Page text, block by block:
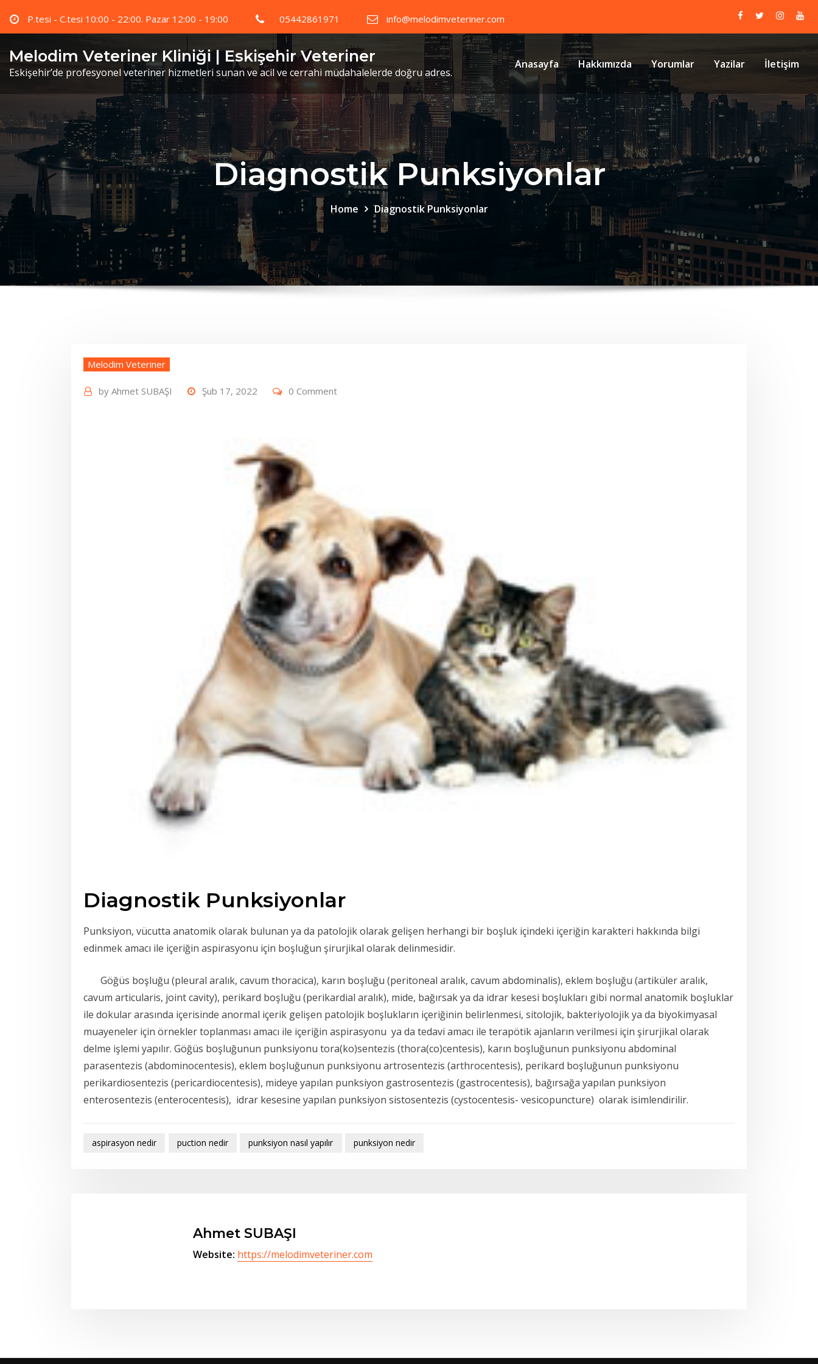
P.tesi - C.tesi 10:00 - 22:00. Pazar 12:00 - 19:00 05442861971 info@melodimveteriner.com
Melodim Veteriner Kliniği | Eskişehir Veteriner
Eskişehir’de profesyonel veteriner hizmetleri sunan ve acil ve cerrahi müdahalelerde doğru adres.
Anasayfa Hakkımızda Yorumlar Yazilar İletişim
Diagnostik Punksiyonlar
Home Diagnostik Punksiyonlar
Melodim Veteriner
by Ahmet SUBAŞI Şub 17, 2022 0 Comment
Diagnostik Punksiyonlar
Punksiyon, vücutta anatomik olarak bulunan ya da patolojik olarak gelişen herhangi bir boşluk içindeki içeriğin karakteri hakkında bilgi
edinmek amacı ile içeriğin aspirasyonu için boşluğun şirurjikal olarak delinmesidir.
Göğüs boşluğu (pleural aralık, cavum thoracica), karın boşluğu (peritoneal aralık, cavum abdominalis), eklem boşluğu (artiküler aralık,
cavum articularis, joint cavity), perikard boşluğu (perikardial aralık), mide, bağırsak ya da idrar kesesi boşlukları gibi normal anatomik boşluklar
ile dokular arasında içerisinde anormal içerik gelişen patolojik boşlukların içeriğinin belirlenmesi, sitolojik, bakteriyolojik ya da biyokimyasal
muayeneler için örnekler toplanması amacı ile içeriğin aspirasyonu ya da tedavi amacı ile terapötik ajanların verilmesi için şirurjikal olarak
delme işlemi yapılır. Göğüs boşluğunun punksiyonu tora(ko)sentezis (thora(co)centesis), karın boşluğunun punksiyonu abdominal
parasentezis (abdominocentesis), eklem boşluğunun punksiyonu artrosentezis (arthrocentesis), perikard boşluğunun punksiyonu
perikardiosentezis (pericardiocentesis), mideye yapılan punksiyon gastrosentezis (gastrocentesis), bağırsağa yapılan punksiyon
enterosentezis (enterocentesis), idrar kesesine yapılan punksiyon sistosentezis (cystocentesis- vesicopuncture) olarak isimlendirilir.
aspirasyon nedir puction nedir punksiyon nasıl yapılır punksiyon nedir
Ahmet SUBAŞI
Website: https://melodimveteriner.com